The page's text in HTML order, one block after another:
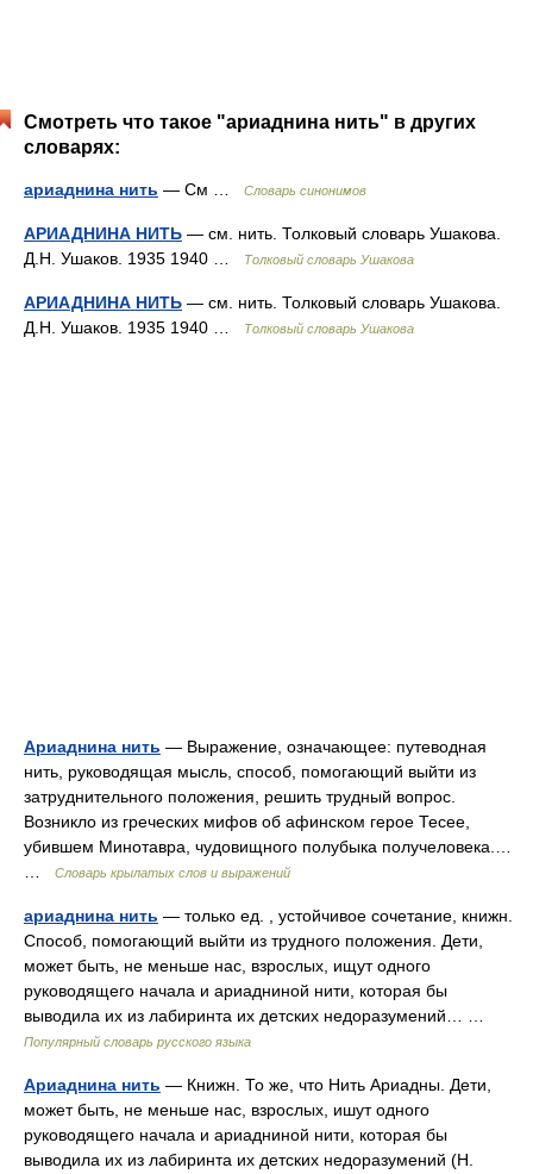
Смотреть что такое "ариаднина нить" в других
словарях:
ариаднина нить — См … Словарь синонимов
АРИАДНИНА НИТЬ — см. нить. Толковый словарь Ушакова.
Д.Н. Ушаков. 1935 1940 …
Толковый словарь Ушакова
АРИАДНИНА НИТЬ — см. нить. Толковый словарь Ушакова.
Д.Н. Ушаков. 1935 1940 …
Толковый словарь Ушакова
Ариаднина нить — Выражение, означающее: путеводная
нить, руководящая мысль, способ, помогающий выйти из
затруднительного положения, решить трудный вопрос.
Возникло из греческих мифов об афинском герое Тесее,
убившем Минотавра, чудовищного полубыка получеловека.…
Словарь крылатых слов и выражений
ариаднина нить — только ед. , устойчивое сочетание, книжн.
Способ, помогающий выйти из трудного положения. Дети,
может быть, не меньше нас, взрослых, ищут одного
руководящего начала и ариадниной нити, которая бы
выводила их из лабиринта их детских недоразумений… …
Популярный словарь русского языка
Ариаднина нить — Книжн. То же, что Нить Ариадны. Дети,
может быть, не меньше нас, взрослых, ишут одного
руководящего начала и ариадниной нити, которая бы
выводила их из лабиринта их детских недоразумений (Н.